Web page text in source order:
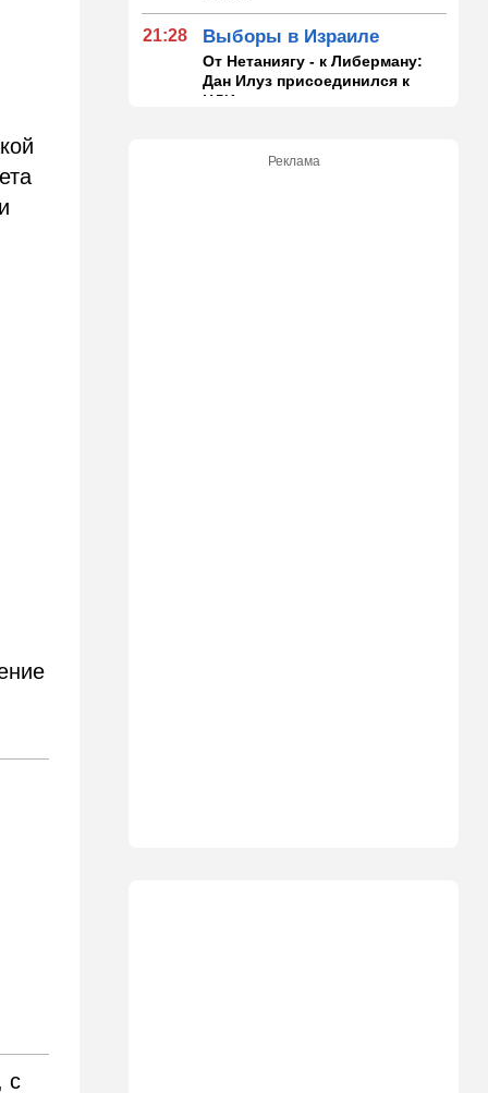
с
21:28 Выборы в Израиле
От Нетаниягу - к Либерману:
Дан Илуз присоединился к
НДИ
Грузия во тьме: столица
Реклама